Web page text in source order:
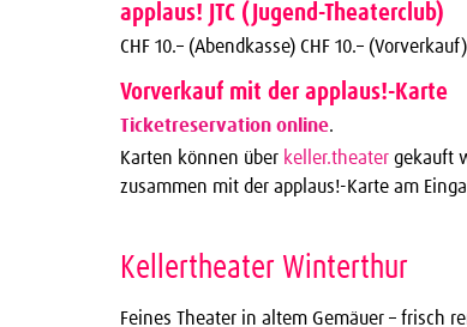
applaus! JTC (Jugend-Theaterclub)
CHF 10.– (Abendkasse) CHF 10.– (Vorverkauf)
Vorverkauf mit der applaus!-Karte
Ticketreservation online.
Karten können über keller.theater gekauft
zusammen mit der applaus!-Karte am
Kellertheater Winterthur
Feines Theater in altem Gemäuer – frisch